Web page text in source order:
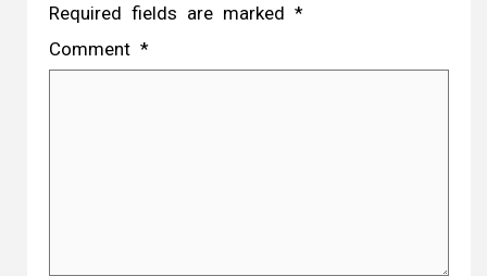
Required fields are marked *
Comment *